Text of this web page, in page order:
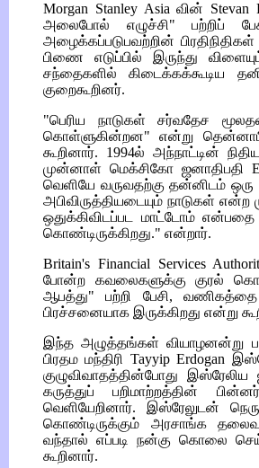
Morgan Stanley Asia வின் Stevan
அலைபோல் எழுச்சி" பற்றிப்
அழைக்கப்படுபவற்றின்
பிணை எடுப்பில் இருந்து
சந்தைகளில் கிடைக்கக்கூடிய
குறைகூறினர்.
"பெரிய நாடுகள் சர்வதேச
கொள்ளுகின்றன" என்று
கூறினார். 1994ல் அந்நாட்டின்
முன்னாள் மெக்சிகோ ஜனாதிபதி
வெளியே வருவதற்கு தன்னிடம்
அபிவிருத்தியடையும் நாடுகள்
ஒதுக்கிவிடப்பட மாட்டோம்
கொண்டிருக்கிறது." என்றார்.
Britain's Financial Services
போன்ற கவலைகளுக்கு குரல்
ஆபத்து" பற்றி பேசி,
பிரச்சனையாக இருக்கிறது என்று
இந்த அழுத்தங்கள் வியாழனன்று
பிரதம மந்திரி Tayyip Erdogan
குழுவிவாதத்தின்போது
கருத்துப் பறிமாற்றத்தின்
வெளியேறினார். இஸ்ரேலுடன்
கொண்டிருக்கும் அரசாங்க
வந்தால் எப்படி நன்கு கொலை
கூறினார்.